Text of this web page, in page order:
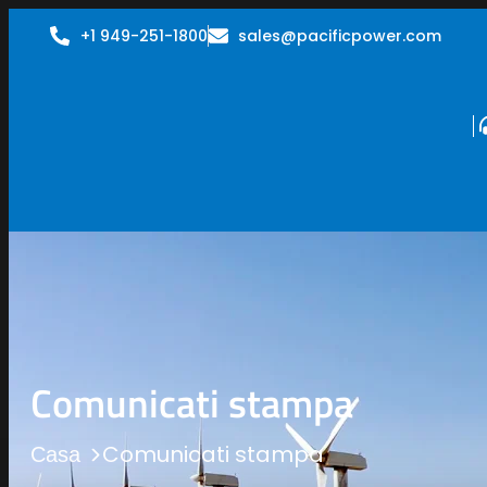
+1 949-251-1800 sales@pacificpower.com
Comunicati stampa
Casa Comunicati stampa